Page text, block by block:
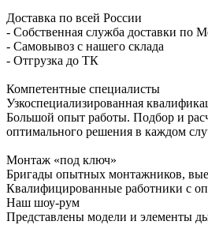
Доставка по всей России
- Собственная служба доставки по
- Самовывоз с нашего склада
- Отгрузка до ТК
Компетентные специалисты
Узкоспециализированная
Большой опыт работы. Подбор и
оптимального решения в каждом
Монтаж «под ключ»
Бригады опытных монтажников,
Квалифицированные работники с
Наш шоу-рум
Представлены модели и элементы